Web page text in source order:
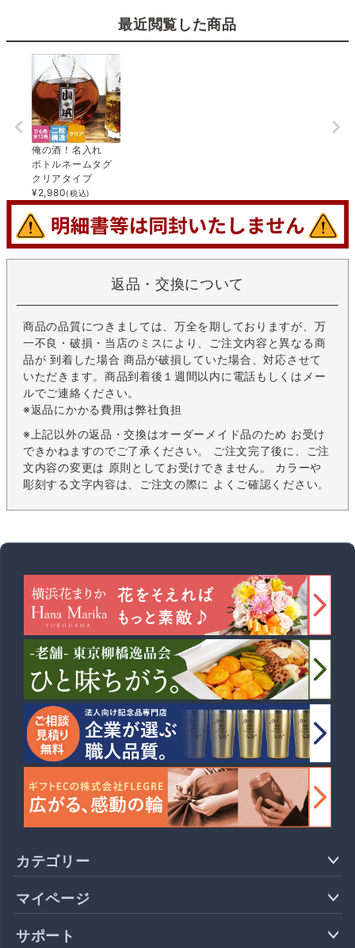
最近閲覧した商品
俺の酒！名入れ
ボトルネームタグ
クリアタイプ
¥2,980(税込)
返品・交換について
商品の品質につきましては、万全を期しておりますが、万
一不良・破損・当店のミスにより、ご注文内容と異なる商
品が 到着した場合 商品が破損していた場合、対応させて
いただきます。商品到着後１週間以内に電話もしくはメー
ルでご連絡ください。
※返品にかかる費用は弊社負担
※上記以外の返品・交換はオーダーメイド品のため お受け
できかねますのでご了承ください。 ご注文完了後に、ご注
文内容の変更は 原則としてお受けできません。 カラーや
彫刻する文字内容は、ご注文の際に よくご確認ください。
カテゴリー
マイページ
サポート